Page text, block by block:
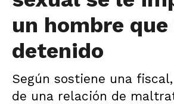
un hombre
detenido
Según sostiene una
de una relación de